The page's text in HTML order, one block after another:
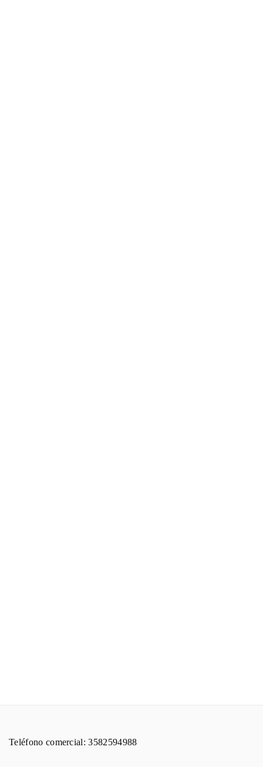
Teléfono comercial: 3582594988